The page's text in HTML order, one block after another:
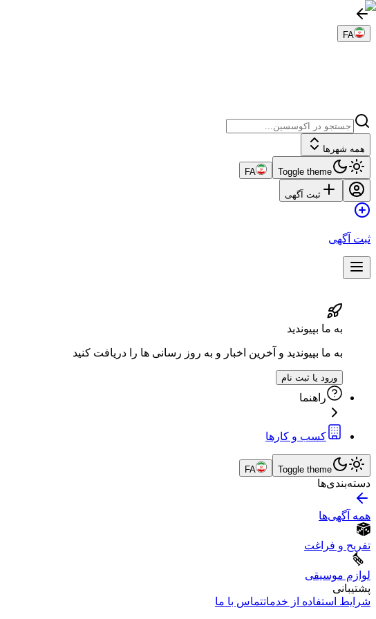
FA
همه شهرها
Toggle theme
FA
ثبت آگهی
ثبت آگهی
به ما بپیوندید
به ما بپیوندید و آخرین اخبار و به روز رسانی ها را دریافت کنید
ورود یا ثبت نام
راهنما
کسب و کارها
Toggle theme
FA
دسته‌بندی‌ها
همه آگهی‌ها
تفریح و فراغت
لوازم موسیقی
پشتیبانی
شرایط استفاده از خدماتتماس با ما